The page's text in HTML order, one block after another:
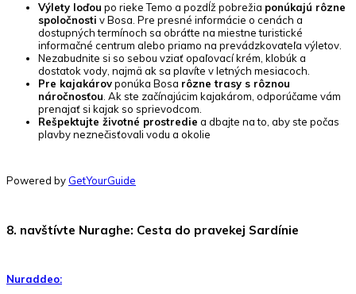
Výlety loďou po rieke Temo a pozdĺž pobrežia ponúkajú rôzne
spoločnosti v Bosa. Pre presné informácie o cenách a
dostupných termínoch sa obráťte na miestne turistické
informačné centrum alebo priamo na prevádzkovateľa výletov.
Nezabudnite si so sebou vziať opaľovací krém, klobúk a
dostatok vody, najmä ak sa plavíte v letných mesiacoch.
Pre kajakárovponúka Bosa rôzne trasy s rôznou
náročnosťou. Ak ste začínajúcim kajakárom, odporúčame vám
prenajať si kajak so sprievodcom.
Rešpektujte životné prostredie a dbajte na to, aby ste počas
plavby neznečisťovali vodu a okolie
Powered by GetYourGuide
8. navštívte Nuraghe: Cesta do pravekej Sardínie
Nuraddeo: